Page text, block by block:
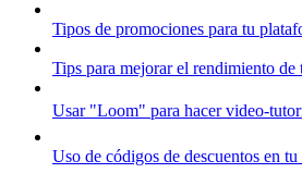
Tipos de promociones para tu
Tips para mejorar el rendimiento de
Usar "Loom" para hacer video-
Uso de códigos de descuentos en